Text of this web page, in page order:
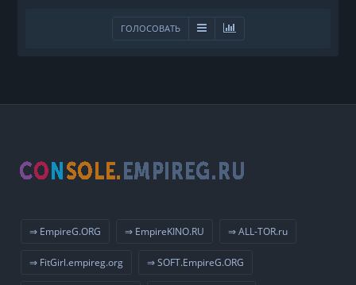
ГОЛОСОВАТЬ
⇒ EmpireG.ORG ⇒ EmpireKINO.RU ⇒ ALL-TOR.ru
⇒ FitGirl.empireg.org ⇒ SOFT.EmpireG.ORG